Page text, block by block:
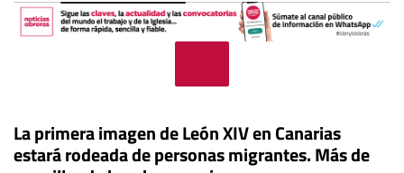
La primera imagen de León XIV en Canarias
estará rodeada de personas migrantes. Más de